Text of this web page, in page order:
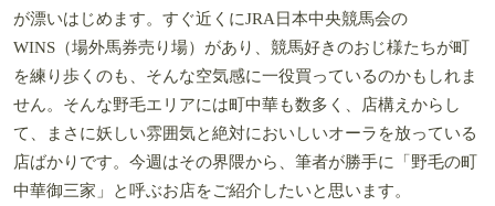
が漂いはじめます。すぐ近くにJRA日本中央競馬会の
WINS（場外馬券売り場）があり、競馬好きのおじ様たちが町
を練り歩くのも、そんな空気感に一役買っているのかもしれま
せん。そんな野毛エリアには町中華も数多く、店構えからし
て、まさに妖しい雰囲気と絶対においしいオーラを放っている
店ばかりです。今週はその界隈から、筆者が勝手に「野毛の町
中華御三家」と呼ぶお店をご紹介したいと思います。